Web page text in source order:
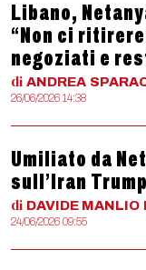
Libano,
“Non ci
negoziati e
di ANDREA
26/06/2026 14:38
Umiliato da
sull’Iran
di DAVIDE MANLIO
24/06/2026 09:55